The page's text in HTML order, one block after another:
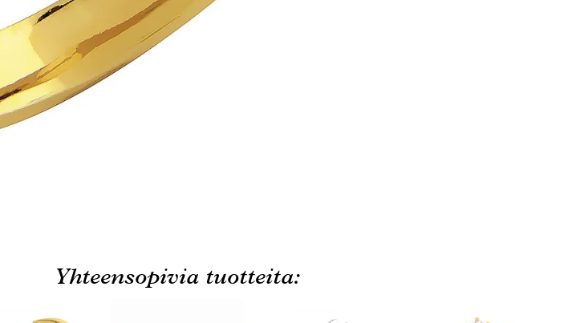
Yhteensopivia tuotteita: